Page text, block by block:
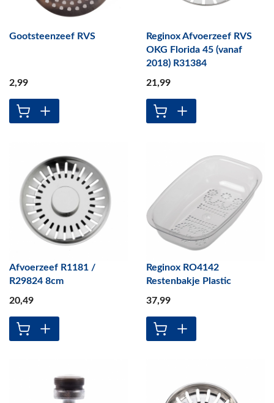
Gootsteenzeef RVS
2,99
Reginox Afvoerzeef RVS
OKG Florida 45 (vanaf
2018) R31384
21,99
Afvoerzeef R1181 /
R29824 8cm
20,49
Reginox RO4142
Restenbakje Plastic
37,99